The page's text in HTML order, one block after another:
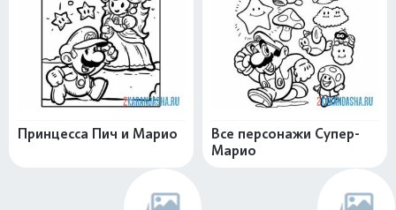
Принцесса Пич и Марио
Все персонажи Супер-
Марио